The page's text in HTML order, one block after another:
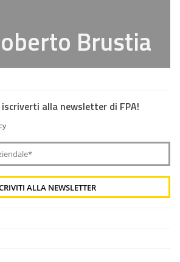
Brustia
alla newsletter di FPA!